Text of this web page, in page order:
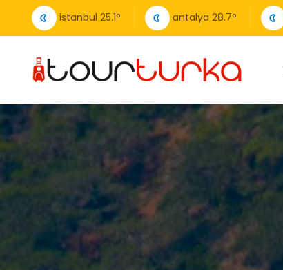
istanbul 25.1° antalya 28.7°